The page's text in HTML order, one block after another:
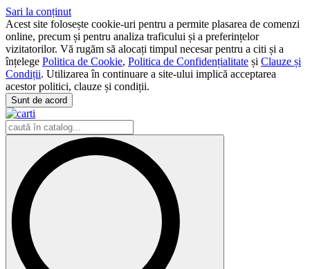
Sari la conținut
Acest site folosește cookie-uri pentru a permite plasarea de comenzi
online, precum și pentru analiza traficului și a preferințelor
vizitatorilor. Vă rugăm să alocați timpul necesar pentru a citi și a
înțelege Politica de Cookie, Politica de Confidențialitate și Clauze și
Condiții. Utilizarea în continuare a site-ului implică acceptarea
acestor politici, clauze și condiții.
Sunt de acord